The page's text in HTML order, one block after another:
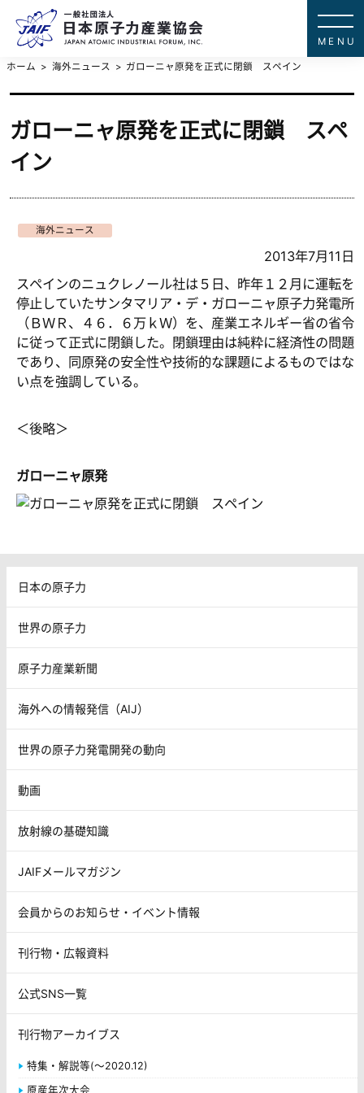
ホーム 海外ニュース ガローニャ原発を正式に閉鎖 スペイン
ガローニャ原発を正式に閉鎖 スペ
イン
海外ニュース
2013年7月11日
スペインのニュクレノール社は５日、昨年１２月に運転を
停止していたサンタマリア・デ・ガローニャ原子力発電所
（ＢＷＲ、４６．６万ｋＷ）を、産業エネルギー省の省令
に従って正式に閉鎖した。閉鎖理由は純粋に経済性の問題
であり、同原発の安全性や技術的な課題によるものではな
い点を強調している。
＜後略＞
ガローニャ原発
日本の原子力
世界の原子力
原子力産業新聞
海外への情報発信（AIJ）
世界の原子力発電開発の動向
動画
放射線の基礎知識
JAIFメールマガジン
会員からのお知らせ・イベント情報
刊行物・広報資料
公式SNS一覧
刊行物アーカイブス
特集・解説等(～2020.12)
原産年次大会